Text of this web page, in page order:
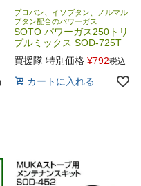
プロパン、イソブタン、ノルマル
ブタン配合のパワーガス
SOTO パワーガス250トリ
プルミックス SOD-725T
買援隊 特別価格 ¥792税込
カートに入れる